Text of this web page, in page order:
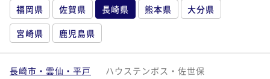
福岡県 佐賀県 長崎県 熊本県
大分県
宮崎県
鹿児島県
長崎市・雲仙・平戸
ハウステンボス・佐世保